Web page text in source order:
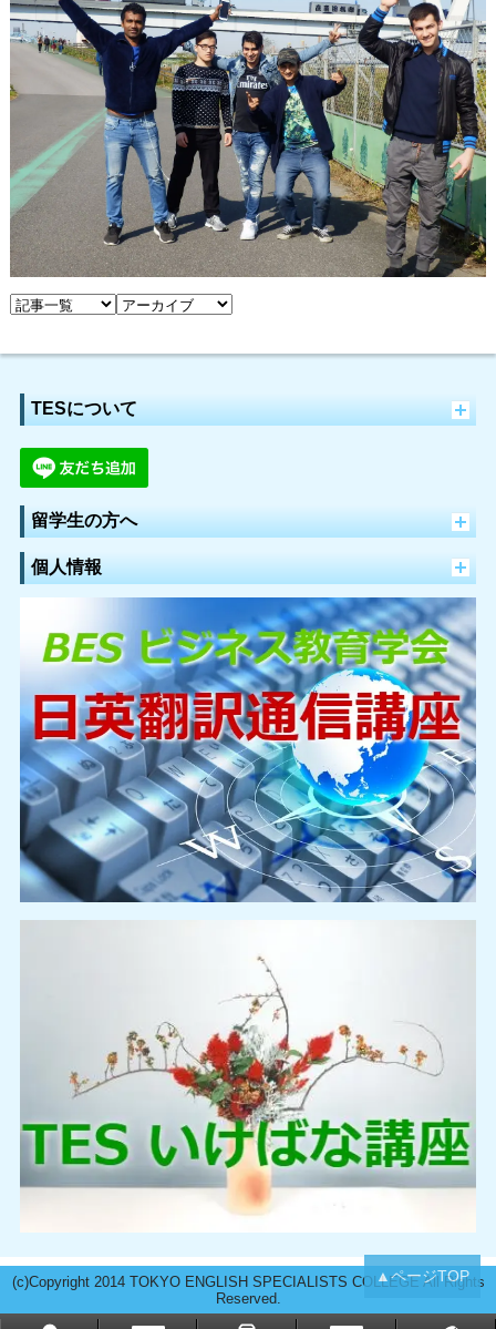
TESについて
留学生の方へ
個人情報
▲ページTOP
(c)Copyright 2014 TOKYO ENGLISH SPECIALISTS COLLEGE All Rights
Reserved.